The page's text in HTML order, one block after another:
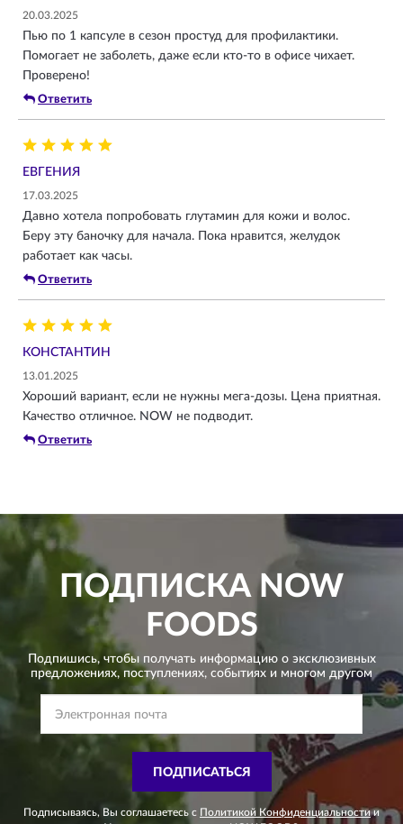
20.03.2025
Пью по 1 капсуле в сезон простуд для профилактики.
Помогает не заболеть, даже если кто-то в офисе чихает.
Проверено!
Ответить
ЕВГЕНИЯ
17.03.2025
Давно хотела попробовать глутамин для кожи и волос.
Беру эту баночку для начала. Пока нравится, желудок
работает как часы.
Ответить
КОНСТАНТИН
13.01.2025
Хороший вариант, если не нужны мега-дозы. Цена приятная.
Качество отличное. NOW не подводит.
Ответить
ПОДПИСКАNOW
FOODS
Подпишись, чтобы получать информацию о эксклюзивных
предложениях, поступлениях, событиях и многом другом
ПОДПИСАТЬСЯ
Подписываясь, Вы соглашаетесь с Политикой Конфиденциальности и